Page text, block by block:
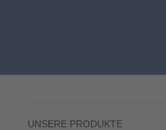
UNSERE PRODUKTE